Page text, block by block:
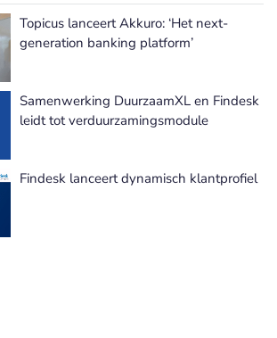
Topicus lanceert Akkuro: ‘Het next-
generation banking platform’
Samenwerking DuurzaamXL en Findesk
leidt tot verduurzamingsmodule
Findesk lanceert dynamisch klantprofiel